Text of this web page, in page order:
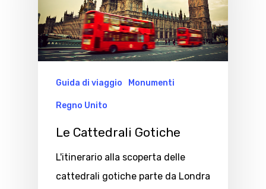
Guida di viaggio Monumenti
Regno Unito
Le Cattedrali Gotiche
L'itinerario alla scoperta delle
cattedrali gotiche parte da Londra